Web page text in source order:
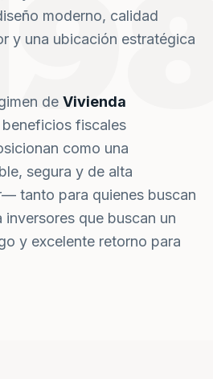
moderno, calidad
y una ubicación estratégica
de Vivienda
fiscales
como una
segura y de alta
tanto para quienes buscan
que buscan un
y excelente retorno para